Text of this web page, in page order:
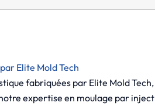
Elite Mold Tech
fabriquées par Elite Mold
expertise en moulage par